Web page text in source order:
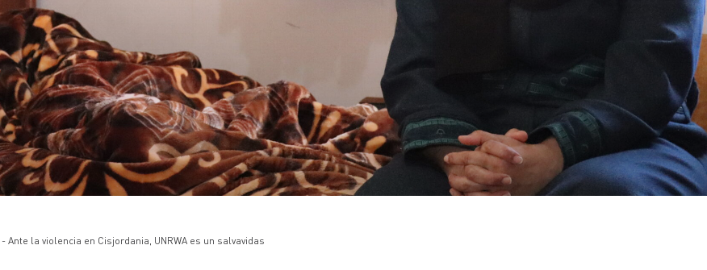
- Ante la violencia en Cisjordania, UNRWA es un salvavidas